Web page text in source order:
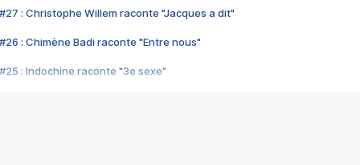
#27 : Christophe Willem raconte "Jacques a dit"
#26 : Chimène Badi raconte "Entre nous"
#25 : Indochine raconte "3e sexe"